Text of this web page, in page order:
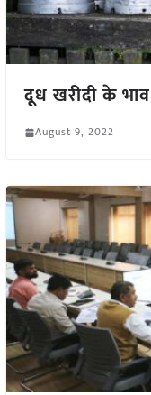
दूध खरीदी के
August 9, 2022